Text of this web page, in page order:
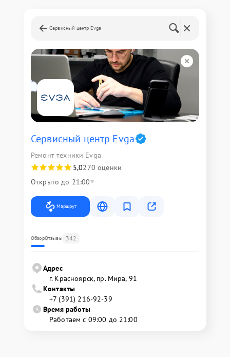
Сервисный центр Evga
Сервисный центр Evga
Ремонт техники Evga
5,0270 оценки
Открыто до 21:00
Маршрут
ОбзорОтзывы 342
Адрес
г. Красноярск, ​пр. Мира, 91
Контакты
+7 (391) 216-92-39
Время работы
Работаем с 09:00 до 21:00